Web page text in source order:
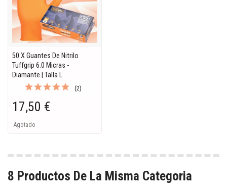
50 X Guantes De Nitrilo
Tuffgrip 6.0 Micras -
Diamante | Talla L
(2)
17,50 €
Agotado
8 Productos De La Misma Categoria